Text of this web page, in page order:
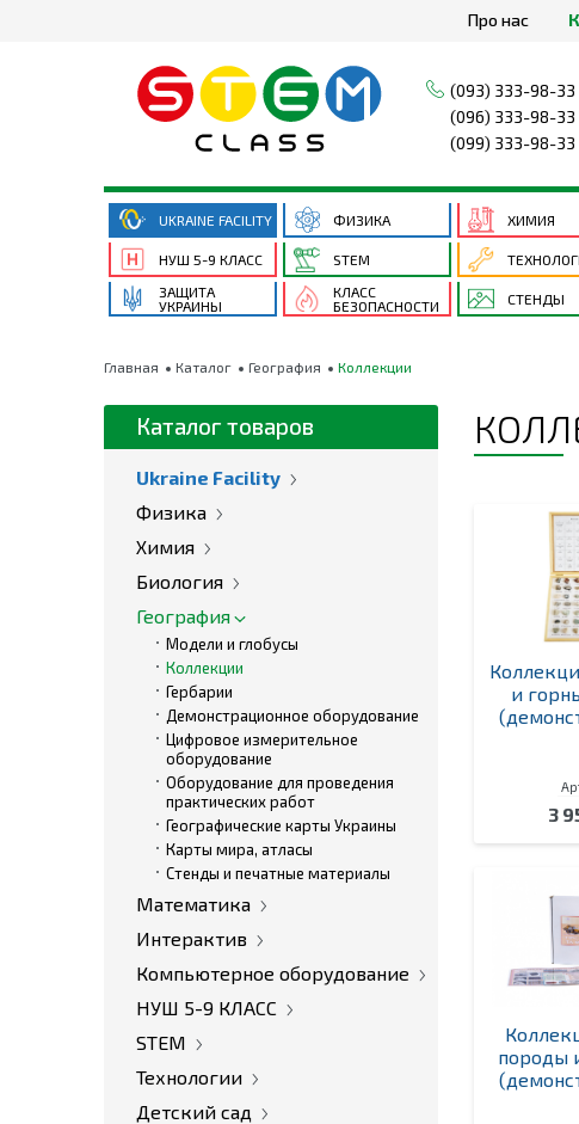
Про нас
(093) 333-98-33
(096) 333-98-33
(099) 333-98-33
UKRAINE FACILITY ФИЗИКА ХИМИЯ
НУШ 5-9 КЛАСС
STEM
ЗАЩИТА
УКРАИНЫ
КЛАСС
БЕЗОПАСНОСТИ
СТЕНДЫ
Главная Каталог География Коллекции
Каталог товаров
Ukraine Facility
Физика
Химия
Биология
География
Модели и глобусы
Коллекции
Гербарии
Демонстрационное оборудование
Цифровое измерительное
оборудование
Оборудование для проведения
практических работ
Географические карты Украины
Карты мира, атласы
Стенды и печатные материалы
Математика
Интерактив
Компьютерное оборудование
НУШ 5-9 КЛАСС
STEM
Технологии
Детский сад
и
3
породы